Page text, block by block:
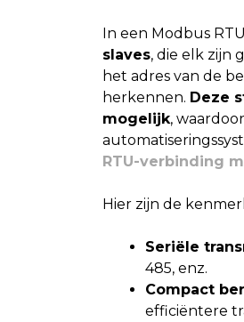
In een Modbus
slaves, die elk zijn
het adres van de
herkennen. Deze
mogelijk,
RTU-verbinding
Hier zijn de
Seriële
485, enz.
Compact
efficiëntere